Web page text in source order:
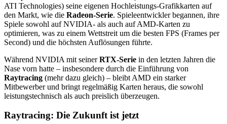
ATI Technologies) seine eigenen Hochleistungs-Grafikkarten auf
den Markt, wie die Radeon-Serie. Spieleentwickler begannen, ihre
Spiele sowohl auf NVIDIA- als auch auf AMD-Karten zu
optimieren, was zu einem Wettstreit um die besten FPS (Frames per
Second) und die höchsten Auflösungen führte.
Während NVIDIA mit seinerRTX-Serie in den letzten Jahren die
Nase vorn hatte – insbesondere durch die Einführung von
Raytracing (mehr dazu gleich) – bleibt AMD ein starker
Mitbewerber und bringt regelmäßig Karten heraus, die sowohl
leistungstechnisch als auch preislich überzeugen.
Raytracing: Die Zukunft ist jetzt